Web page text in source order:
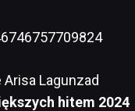
Arisa Lagunzad
hitem 2024